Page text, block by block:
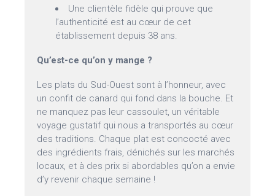
Une clientèle fidèle qui prouve que
l’authenticité est au cœur de cet
établissement depuis 38 ans.
Qu’est-ce qu’on y mange ?
Les plats du Sud-Ouest sont à l’honneur, avec
un confit de canard qui fond dans la bouche. Et
ne manquez pas leur cassoulet, un véritable
voyage gustatif qui nous a transportés au cœur
des traditions. Chaque plat est concocté avec
des ingrédients frais, dénichés sur les marchés
locaux, et à des prix si abordables qu’on a envie
d’y revenir chaque semaine !